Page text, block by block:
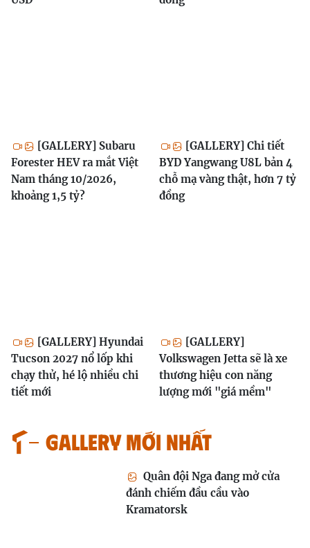
[GALLERY] Subaru
Forester HEV ra mắt Việt
Nam tháng 10/2026,
khoảng 1,5 tỷ?
[GALLERY] Chi tiết
BYD Yangwang U8L bản 4
chỗ mạ vàng thật, hơn 7 tỷ
đồng
[GALLERY] Hyundai
Tucson 2027 nổ lốp khi
chạy thử, hé lộ nhiều chi
tiết mới
[GALLERY]
Volkswagen Jetta sẽ là xe
thương hiệu con năng
lượng mới "giá mềm"
GALLERY MỚI NHẤT
Quân đội Nga đang mở cửa
đánh chiếm đầu cầu vào
Kramatorsk